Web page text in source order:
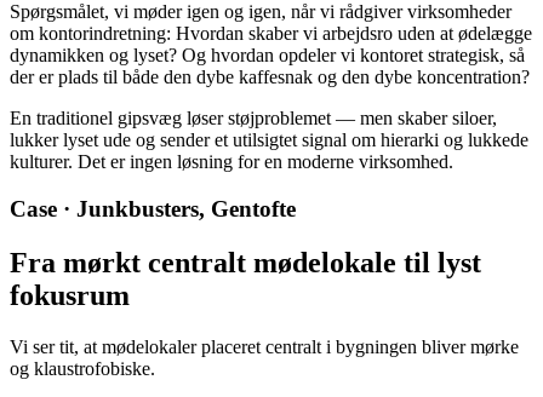
Spørgsmålet, vi møder igen og igen, når vi rådgiver virksomheder
om kontorindretning: Hvordan skaber vi arbejdsro uden at ødelægge
dynamikken og lyset? Og hvordan opdeler vi kontoret strategisk, så
der er plads til både den dybe kaffesnak og den dybe koncentration?
En traditionel gipsvæg løser støjproblemet — men skaber siloer,
lukker lyset ude og sender et utilsigtet signal om hierarki og lukkede
kulturer. Det er ingen løsning for en moderne virksomhed.
Case · Junkbusters, Gentofte
Fra mørkt centralt mødelokale til lyst
fokusrum
Vi ser tit, at mødelokaler placeret centralt i bygningen bliver mørke
og klaustrofobiske.